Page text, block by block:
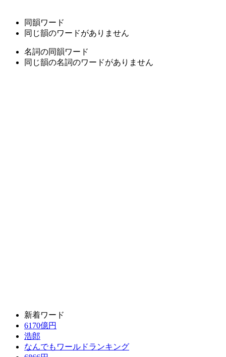
同韻ワード
同じ韻のワードがありません
名詞の同韻ワード
同じ韻の名詞のワードがありません
新着ワード
6170億円
浩郎
なんでもワールドランキング